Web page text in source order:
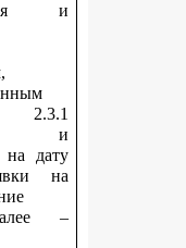
и
2.3.1
и
на дату
на
–